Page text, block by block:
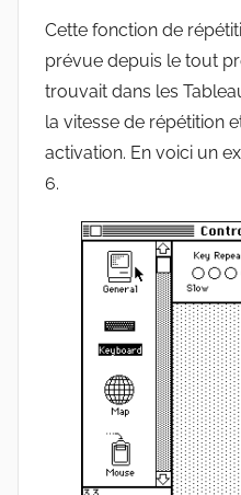
Cette fonction de
prévue depuis le tout
trouvait dans les
la vitesse de répétition
activation. En voici un
6.